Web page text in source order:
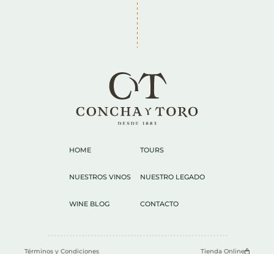
HOME TOURS
NUESTROS VINOS NUESTRO LEGADO
WINE BLOG CONTACTO
Términos y Condiciones Tienda Online